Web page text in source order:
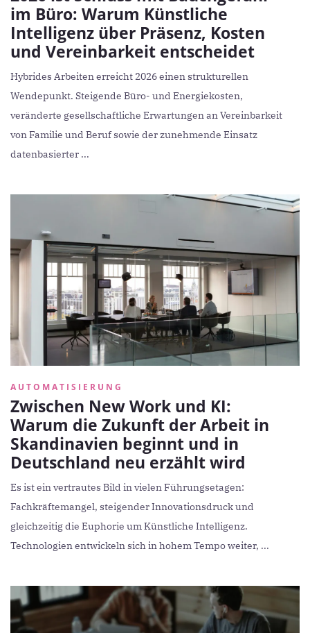
im Büro: Warum Künstliche
Intelligenz über Präsenz, Kosten
und Vereinbarkeit entscheidet
Hybrides Arbeiten erreicht 2026 einen strukturellen
Wendepunkt. Steigende Büro- und Energiekosten,
veränderte gesellschaftliche Erwartungen an Vereinbarkeit
von Familie und Beruf sowie der zunehmende Einsatz
datenbasierter ...
AUTOMATISIERUNG
Zwischen New Work und KI:
Warum die Zukunft der Arbeit in
Skandinavien beginnt und in
Deutschland neu erzählt wird
Es ist ein vertrautes Bild in vielen Führungsetagen:
Fachkräftemangel, steigender Innovationsdruck und
gleichzeitig die Euphorie um Künstliche Intelligenz.
Technologien entwickeln sich in hohem Tempo weiter, ...